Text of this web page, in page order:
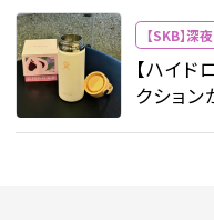
ビュー
【SKB】深
【ハイド
クショ